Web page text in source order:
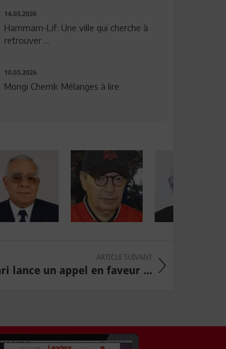
14.03.2026
Hammam-Lif: Une ville qui cherche à
retrouver ...
10.03.2026
Mongi Chemli: Mélanges à lire
ARTICLE SUIVANT
lance un appel en faveur ...